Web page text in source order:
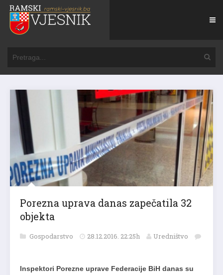
Porezna uprava danas zapečatila 32
objekta
Gospodarstvo 28.12.2016. 22:25h Uredništvo
Inspektori Porezne uprave Federacije BiH danas su